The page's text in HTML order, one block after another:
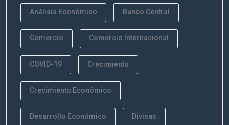
Análisis Económico Banco Central
Comercio Comercio Internacional
COVID-19 Crecimiento
Crecimiento Económico
Desarrollo Económico Divisas